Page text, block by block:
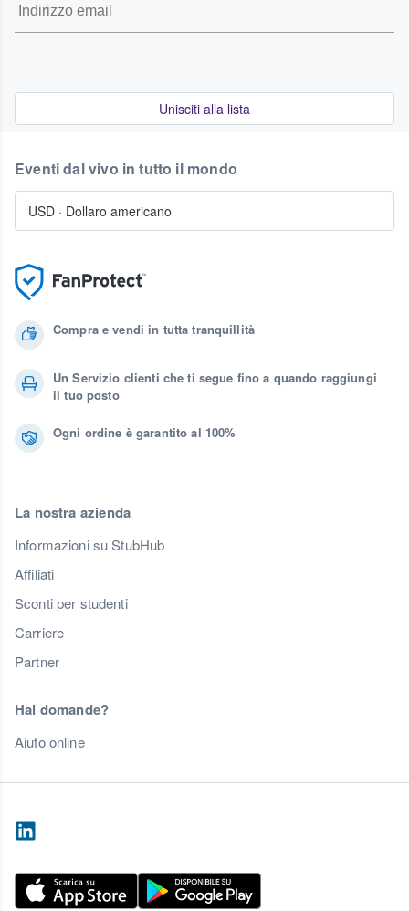
Unisciti alla lista
Compra e vendi in tutta tranquillità
Un Servizio clienti che ti segue fino a quando raggiungi
il tuo posto
Ogni ordine è garantito al 100%
La nostra azienda
Informazioni su StubHub
Affiliati
Sconti per studenti
Carriere
Partner
Hai domande?
Aiuto online
Eventi dal vivo in tutto il mondo
USD · Dollaro americano